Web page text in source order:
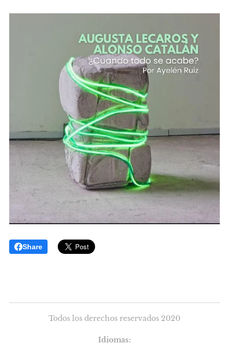
Share
Todos los derechos reservados 2020
Idiomas